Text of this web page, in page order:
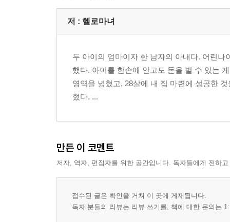
저 : 헬로마녀
두 아이의 엄마이자 한 남자의 아내다. 어린
했다. 아이를 한손에 안고도 돈을 벌 수 있는
영역을 넓혔고, 28살에 내 집 마련에 성공한
혔다. ...
만든 이 코멘트
저자, 역자, 편집자를 위한 공간입니다. 독자들에게 전하
접수된 글은 확인을 거쳐 이 곳에 게재됩니다.
독자 분들의 리뷰는 리뷰 쓰기를, 책에 대한 문의는